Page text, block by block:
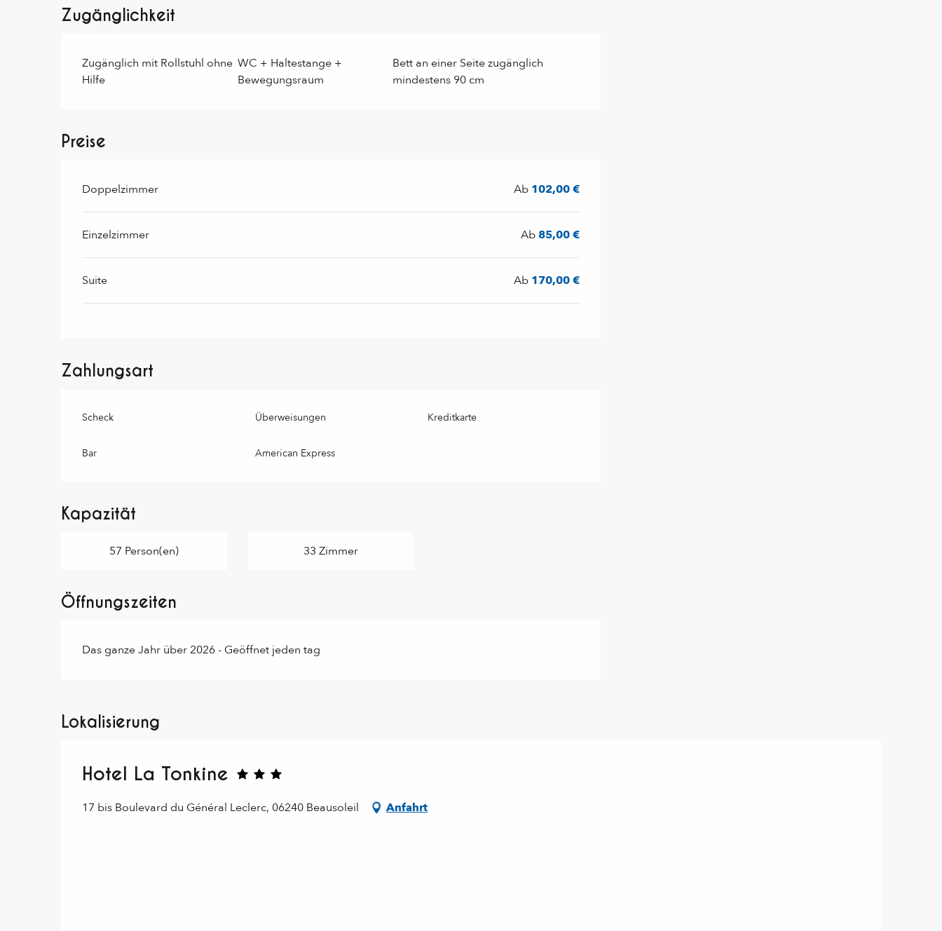
Zugänglichkeit
Zugänglich mit Rollstuhl ohne
Hilfe
WC + Haltestange +
Bewegungsraum
Bett an einer Seite zugänglich
mindestens 90 cm
Preise
Preise 2026
Doppelzimmer Ab 102,00 €
Einzelzimmer Ab 85,00 €
Suite Ab 170,00 €
Zahlungsart
Scheck Überweisungen Kreditkarte
Bar American Express
Kapazität
57 Person(en) 33 Zimmer
Öffnungszeiten
Das ganze Jahr über 2026 - Geöffnet jeden tag
Lokalisierung
Hotel La Tonkine
17 bis Boulevard du Général Leclerc, 06240 Beausoleil Anfahrt